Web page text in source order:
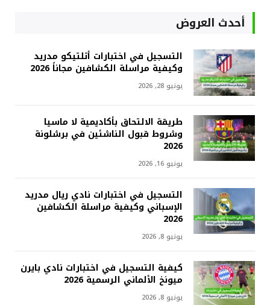
أحدث العروض
التسجيل في اختبارات أتلتيكو مدريد
وكيفية مراسلة الكشافين مجاناً 2026
يونيو 28, 2026
طريقة الالتحاق بأكاديمية لا ماسيا
وشروط قبول الناشئين في برشلونة
2026
يونيو 16, 2026
التسجيل في اختبارات نادي ريال مدريد
الإسباني وكيفية مراسلة الكشافين
2026
يونيو 8, 2026
كيفية التسجيل في اختبارات نادي بايرن
ميونخ الألماني الرسمية 2026
يونيو 8, 2026